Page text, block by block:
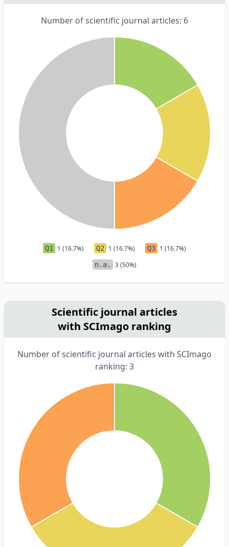
Number of scientific journal articles: 6
Q1 1 (16.7%) Q2 1 (16.7%) Q3 1 (16.7%)
n.a. 3 (50%)
Scientific journal articles
with SCImago ranking
Number of scientific journal articles with SCImago
ranking: 3